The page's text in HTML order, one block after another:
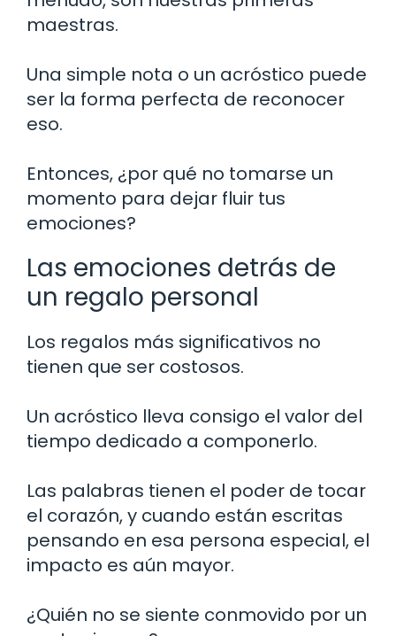
maestras.
Una simple nota o un acróstico puede
ser la forma perfecta de reconocer
eso.
Entonces, ¿por qué no tomarse un
momento para dejar fluir tus
emociones?
Las emociones detrás de
un regalo personal
Los regalos más significativos no
tienen que ser costosos.
Un acróstico lleva consigo el valor del
tiempo dedicado a componerlo.
Las palabras tienen el poder de tocar
el corazón, y cuando están escritas
pensando en esa persona especial, el
impacto es aún mayor.
¿Quién no se siente conmovido por un